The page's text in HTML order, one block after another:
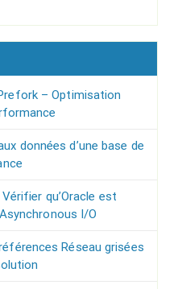
– Optimisation
données d’une base de
qu’Oracle est
I/O
Réseau grisées